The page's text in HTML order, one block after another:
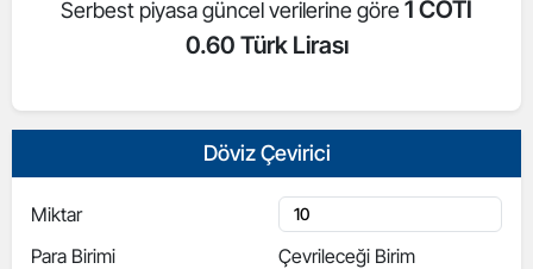
Serbest piyasa güncel verilerine göre 1 COTI
0.60 Türk Lirası
Döviz Çevirici
Miktar
Para Birimi
Çevrileceği Birim